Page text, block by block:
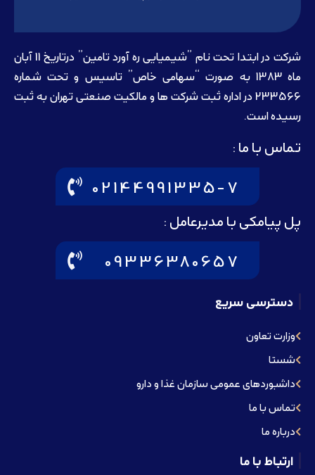
شرکت در ابتدا تحت نام ”شیمیایی ره آورد تامين” درتاريخ 11 آبان
ماه 1383 به صورت “سهامی خاص” تاسيس و تحت شماره
233566 در اداره ثبت شرکت ها و مالکيت صنعتی تهران به ثبت
رسيده است.
تماس با ما :
02144991335-7
پل پیامکی با مدیرعامل :
09336380657
دسترسی سریع
وزارت تعاون
شستا
داشبوردهای عمومی سازمان غذا و دارو
تماس با ما
درباره ما
ارتباط با ما